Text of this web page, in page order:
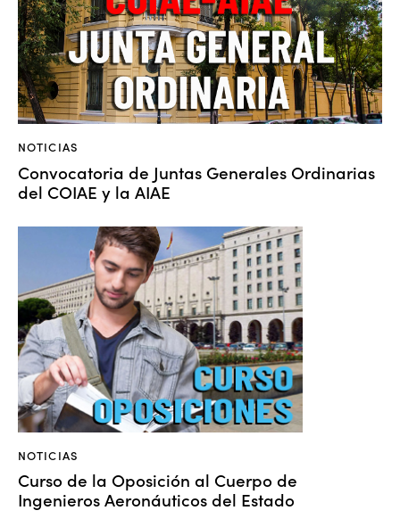
NOTICIAS
Convocatoria de Juntas Generales Ordinarias
del COIAE y la AIAE
NOTICIAS
Curso de la Oposición al Cuerpo de
Ingenieros Aeronáuticos del Estado